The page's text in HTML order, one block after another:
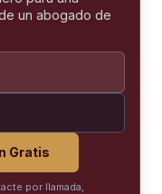
un abogado de
Gratis
por llamada,